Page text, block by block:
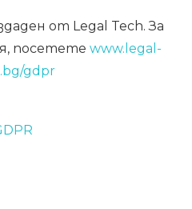
от Legal Tech. За
посетете www.legal-
gdpr